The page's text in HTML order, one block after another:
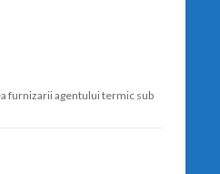
furnizarii agentului termic sub